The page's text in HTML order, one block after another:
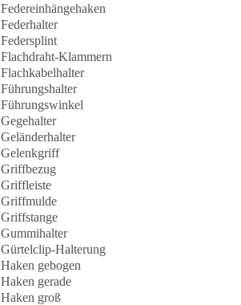
Federeinhängehaken
Federhalter
Federsplint
Flachdraht-Klammern
Flachkabelhalter
Führungshalter
Führungswinkel
Gegehalter
Geländerhalter
Gelenkgriff
Griffbezug
Griffleiste
Griffmulde
Griffstange
Gummihalter
Gürtelclip-Halterung
Haken gebogen
Haken gerade
Haken groß